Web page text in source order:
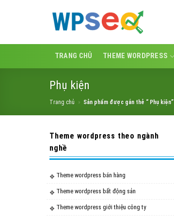
TRANG CHỦ THEME WORDPRESS
Phụ kiện
Trang chủ » Sản phẩm được gắn thẻ “ Phụ kiện”
Theme wordpress theo ngành
nghề
Theme wordpress bán hàng
Theme wordpress bất động sản
Theme wordpress giới thiệu công ty